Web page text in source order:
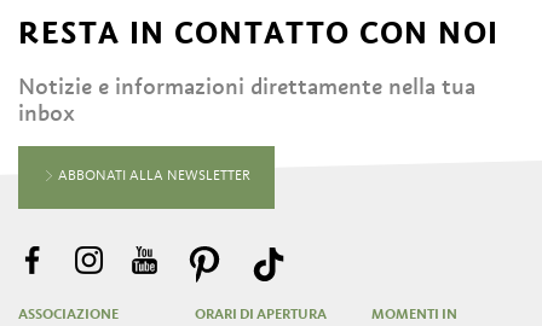
RESTA IN CONTATTO CON NOI
Notizie e informazioni direttamente nella tua
inbox
ABBONATI ALLA NEWSLETTER
ASSOCIAZIONE
ORARI DI APERTURA
MOMENTI IN